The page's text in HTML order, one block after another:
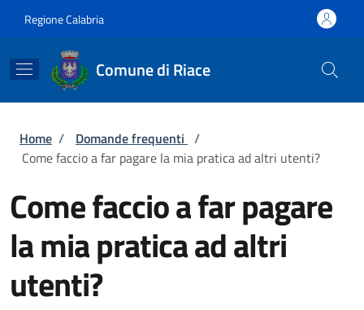
Regione Calabria
Comune di Riace
Briciole di pane
Home / Domande frequenti /
Come faccio a far pagare la mia pratica ad altri utenti?
Come faccio a far pagare
la mia pratica ad altri
utenti?